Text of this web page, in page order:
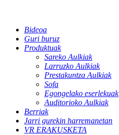
Bideoa
Guri buruz
Produktuak
Sareko Aulkiak
Larruzko Aulkiak
Prestakuntza Aulkiak
Sofa
Egongelako eserlekuak
Auditorioko Aulkiak
Berriak
Jarri gurekin harremanetan
VR ERAKUSKETA